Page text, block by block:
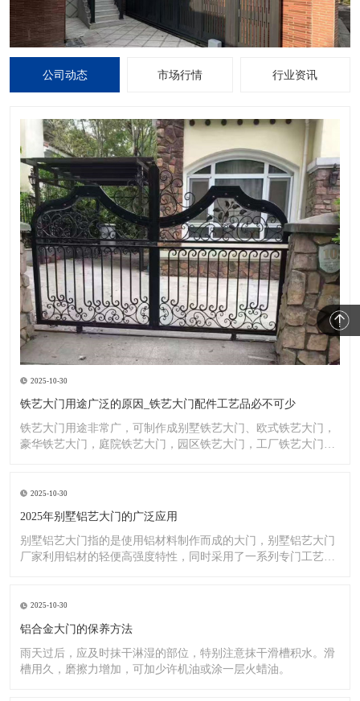
公司动态 市场行情 行业资讯
2025-10-30
铁艺大门用途广泛的原因_铁艺大门配件工艺品必不可少
铁艺大门用途非常广，可制作成别墅铁艺大门、欧式铁艺大门，
豪华铁艺大门，庭院铁艺大门，园区铁艺大门，工厂铁艺大门大
2025-10-30
2025年别墅铝艺大门的广泛应用
别墅铝艺大门指的是使用铝材料制作而成的大门，别墅铝艺大门
厂家利用铝材的轻便高强度特性，同时采用了一系列专门工艺，
2025-10-30
铝合金大门的保养方法
雨天过后，应及时抹干淋湿的部位，特别注意抹干滑槽积水。滑
槽用久，磨擦力增加，可加少许机油或涂一层火蜡油。